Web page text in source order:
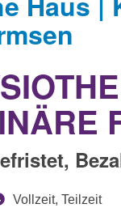
Vollzeit, Teilzeit